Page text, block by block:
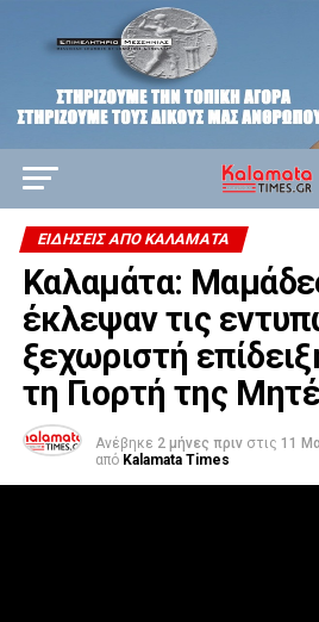
ΕΙΔΗΣΕΙΣ ΑΠΟ ΚΑΛΑΜΑΤΑ
Καλαμάτα:
έκλεψαν τις
ξεχωριστή
τη Γιορτή της
Ανέβηκε 2 μήνες πριν στις 11
από Kalamata Times